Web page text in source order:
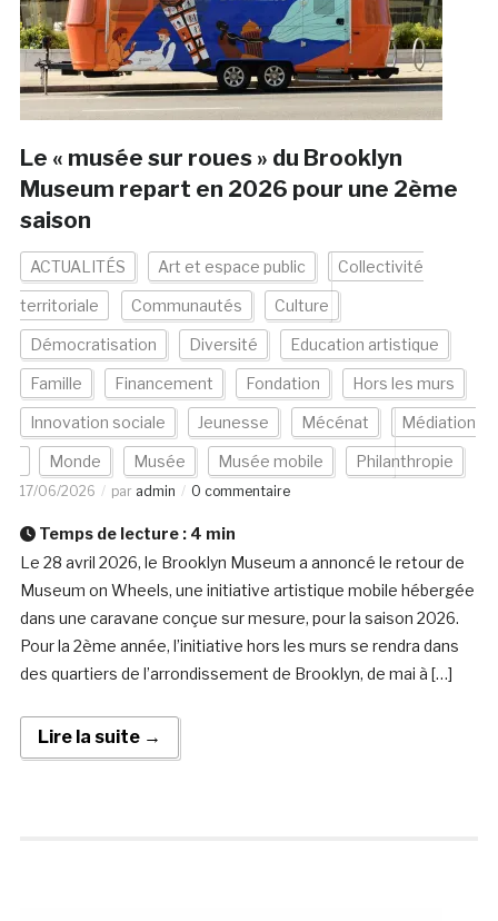
Le « musée sur roues » du Brooklyn
Museum repart en 2026 pour une 2ème
saison
ACTUALITÉS Art et espace public Collectivité
territoriale Communautés Culture
Démocratisation Diversité Education artistique
Famille Financement Fondation Hors les murs
Innovation sociale Jeunesse Mécénat Médiation
Monde Musée Musée mobile Philanthropie
17/06/2026 par admin 0 commentaire
Temps de lecture : 4 min
Le 28 avril 2026, le Brooklyn Museum a annoncé le retour de
Museum on Wheels, une initiative artistique mobile hébergée
dans une caravane conçue sur mesure, pour la saison 2026.
Pour la 2ème année, l’initiative hors les murs se rendra dans
des quartiers de l’arrondissement de Brooklyn, de mai à […]
Lire la suite →